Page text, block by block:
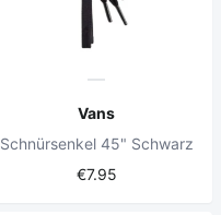
Vans
Schnürsenkel 45" Schwarz
€7.95